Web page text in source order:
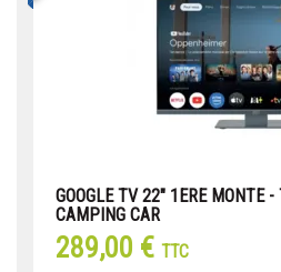
GOOGLE TV 22" 1ERE MONTE -
CAMPING CAR
289,00 € TTC